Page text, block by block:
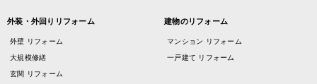
外装・外回りリフォーム
外壁 リフォーム
大規模修繕
玄関 リフォーム
建物のリフォーム
マンション リフォーム
一戸建て リフォーム